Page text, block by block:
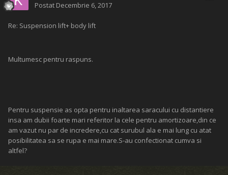
Postat Decembrie 6, 2017
Re: Suspension lift+ body lift
Multumesc pentru raspuns.
Pentru suspensie as opta pentru inaltarea saracului cu distantiere
insa am dubii foarte mari referitor la cele pentru amortizoare,din ce
am vazut nu par de incredere,cu cat surubul ala e mai lung cu atat
posibilitatea sa se rupa e mai mare.S-au confectionat cumva si
altfel?